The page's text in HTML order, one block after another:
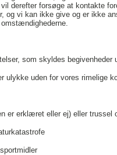
derefter forsøge at kontakte
vi kan ikke give og er ikke
som skyldes begivenheder
ulykke uden for vores
er erklæret eller ej) eller trussel